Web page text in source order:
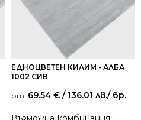
ЕДНОЦВЕТЕН КИЛИМ - АЛБА
1002 СИВ
от: 69.54 € / 136.01 лв./ бр.